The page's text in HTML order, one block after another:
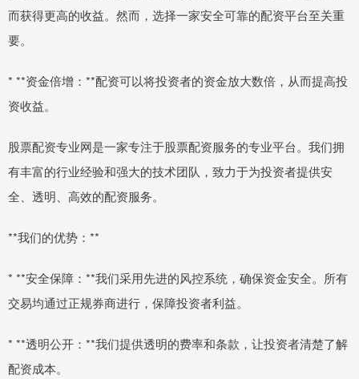
而获得更高的收益。然而，选择一家安全可靠的配资平台至关重
要。
* **资金倍增：**配资可以将投资者的资金放大数倍，从而提高投
资收益。
股票配资专业网是一家专注于股票配资服务的专业平台。我们拥
有丰富的行业经验和强大的技术团队，致力于为投资者提供安
全、透明、高效的配资服务。
**我们的优势：**
* **安全保障：**我们采用先进的风控系统，确保资金安全。所有
交易均通过正规券商进行，保障投资者利益。
* **透明公开：**我们提供透明的费率和条款，让投资者清楚了解
配资成本。